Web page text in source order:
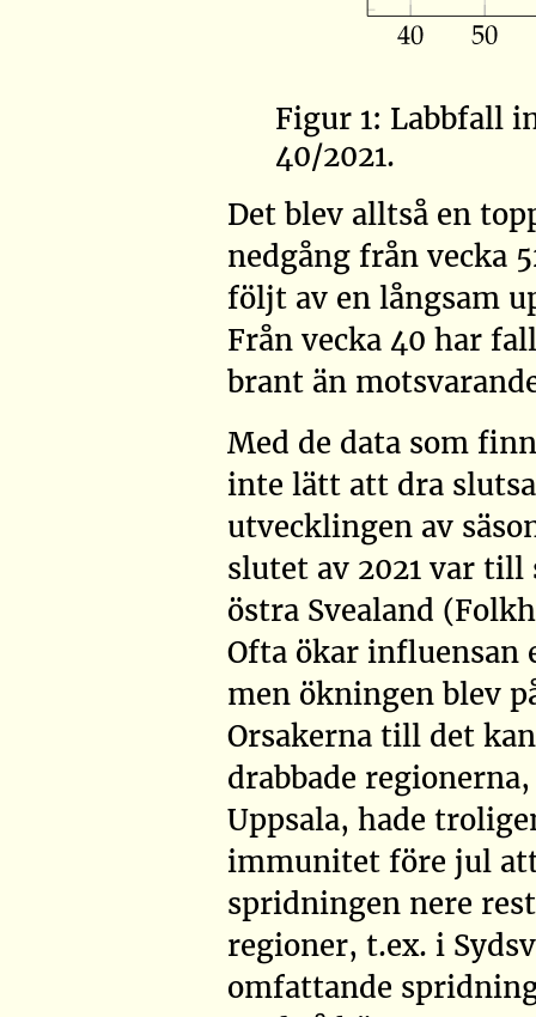
Figur 1: Labbfall
40/2021.
Det blev alltså en
nedgång från vecka
följt av en långsam
Från vecka 40 har
brant än
Med de data som
inte lätt att dra
utvecklingen av
slutet av 2021 var
östra Svealand
Ofta ökar
men ökningen blev
Orsakerna till det
drabbade
Uppsala, hade
immunitet före jul
spridningen nere
regioner, t.ex. i
omfattande